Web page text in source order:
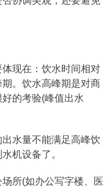
现在：饮水时间相对
。饮水高峰期是对商
的考验(峰值出水
水量不能满足高峰饮
机设备了。
所(如办公写字楼、医